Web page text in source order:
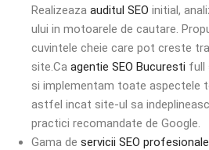
Realizeaza auditul SEO initial,
ului in motoarele de cautare.
cuvintele cheie care pot creste
site.Ca agentie SEO Bucuresti full
si implementam toate aspectele
astfel incat site-ul sa
practici recomandate de Google.
Gama de servicii SEO profesionale